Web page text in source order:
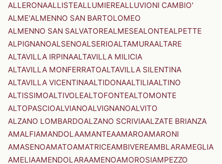
ALLERONAALLISTEALLUMIEREALLUVIONI CAMBIO'
ALME'ALMENNO SAN BARTOLOMEO
ALMENNO SAN SALVATOREALMESEALONTEALPETTE
ALPIGNANOALSENOALSERIOALTAMURAALTARE
ALTAVILLA IRPINAALTAVILLA MILICIA
ALTAVILLA MONFERRATOALTAVILLA SILENTINA
ALTAVILLA VICENTINAALTIDONAALTILIAALTINO
ALTISSIMOALTIVOLEALTOFONTEALTOMONTE
ALTOPASCIOALVIANOALVIGNANOALVITO
ALZANO LOMBARDOALZANO SCRIVIAALZATE BRIANZA
AMALFIAMANDOLAAMANTEAAMAROAMARONI
AMASENOAMATOAMATRICEAMBIVEREAMBLARAMEGLIA
AMELIAAMENDOLARAAMENOAMOROSIAMPEZZO